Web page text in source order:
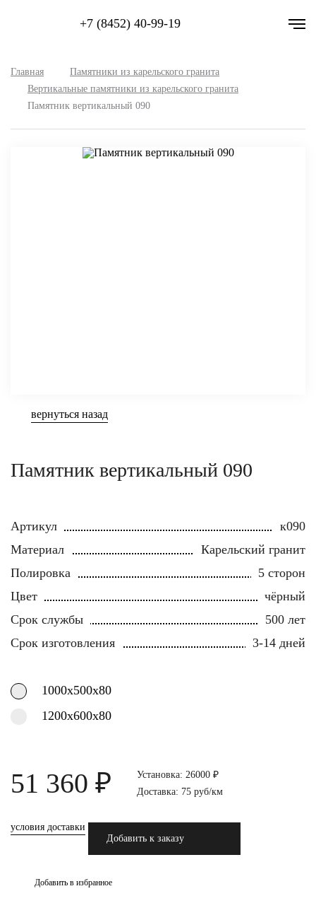
+7 (8452) 40-99-19
Главная
Памятники из карельского гранита
Вертикальные памятники из карельского гранита
Памятник вертикальный 090
вернуться назад
Памятник вертикальный 090
Артикул
к090
Материал
Карельский гранит
Полировка
5 сторон
Цвет
чёрный
Срок службы
500 лет
Срок изготовления
3-14 дней
1000х500х80
1200х600х80
51 360 ₽
Установка: 26000 ₽
Доставка: 75 руб/км
условия доставки
Добавить к заказу
Добавить в избранное